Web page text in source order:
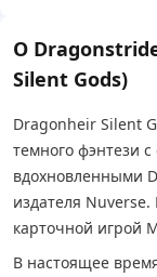
О
Silent Gods)
Dragonheir Silent
темного фэнтези
вдохновленными
издателя
карточной игрой
В настоящее